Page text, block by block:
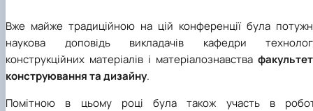
Вже майже традиційною на цій конференції була
наукова доповідь викладачів кафедри
конструкційних матеріалів і матеріалознавства
конструювання та дизайну.
Помітною в цьому році була також участь в